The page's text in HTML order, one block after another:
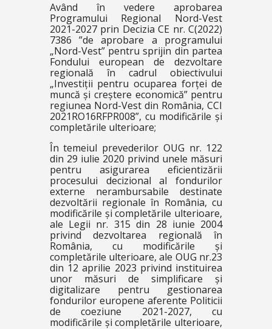
Având în vedere aprobarea
Programului Regional Nord-Vest
2021-2027 prin Decizia CE nr. C(2022)
7386 ”de aprobare a programului
„Nord-Vest” pentru sprijin din partea
Fondului european de dezvoltare
regională în cadrul obiectivului
„Investiții pentru ocuparea forței de
muncă și creștere economică” pentru
regiunea Nord-Vest din România, CCI
2021RO16RFPR008”, cu modificările și
completările ulterioare;
În temeiul prevederilor OUG nr. 122
din 29 iulie 2020 privind unele măsuri
pentru asigurarea eficientizării
procesului decizional al fondurilor
externe nerambursabile destinate
dezvoltării regionale în România, cu
modificările și completările ulterioare,
ale Legii nr. 315 din 28 iunie 2004
privind dezvoltarea regională în
România, cu modificările și
completările ulterioare, ale OUG nr.23
din 12 aprilie 2023 privind instituirea
unor măsuri de simplificare și
digitalizare pentru gestionarea
fondurilor europene aferente Politicii
de coeziune 2021-2027, cu
modificările și completările ulterioare,